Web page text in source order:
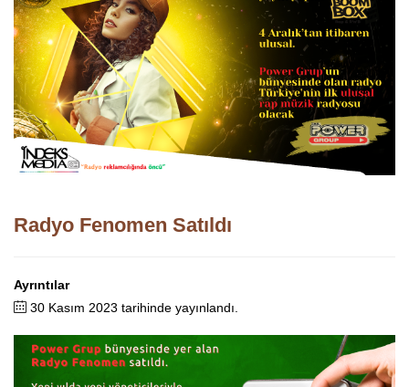
Radyo Fenomen Satıldı
Ayrıntılar
30 Kasım 2023 tarihinde yayınlandı.